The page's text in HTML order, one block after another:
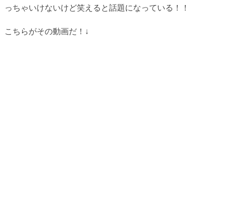
っちゃいけないけど笑えると話題になっている！！
こちらがその動画だ！↓